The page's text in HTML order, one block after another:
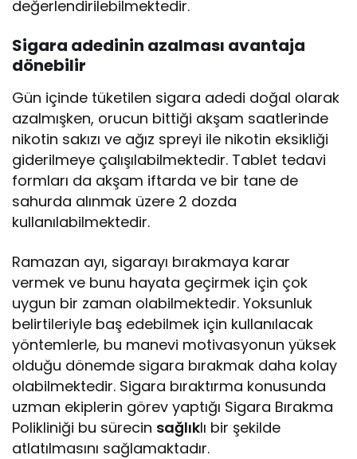
değerlendirilebilmektedir.
Sigara adedinin azalması avantaja
dönebilir
Gün içinde tüketilen sigara adedi doğal olarak
azalmışken, orucun bittiği akşam saatlerinde
nikotin sakızı ve ağız spreyi ile nikotin eksikliği
giderilmeye çalışılabilmektedir. Tablet tedavi
formları da akşam iftarda ve bir tane de
sahurda alınmak üzere 2 dozda
kullanılabilmektedir.
Ramazan ayı, sigarayı bırakmaya karar
vermek ve bunu hayata geçirmek için çok
uygun bir zaman olabilmektedir. Yoksunluk
belirtileriyle baş edebilmek için kullanılacak
yöntemlerle, bu manevi motivasyonun yüksek
olduğu dönemde sigara bırakmak daha kolay
olabilmektedir. Sigara bıraktırma konusunda
uzman ekiplerin görev yaptığı Sigara Bırakma
Polikliniği bu sürecin sağlıklı bir şekilde
atlatılmasını sağlamaktadır.